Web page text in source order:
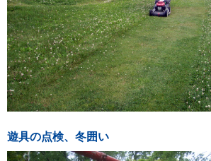
遊具の点検、冬囲い